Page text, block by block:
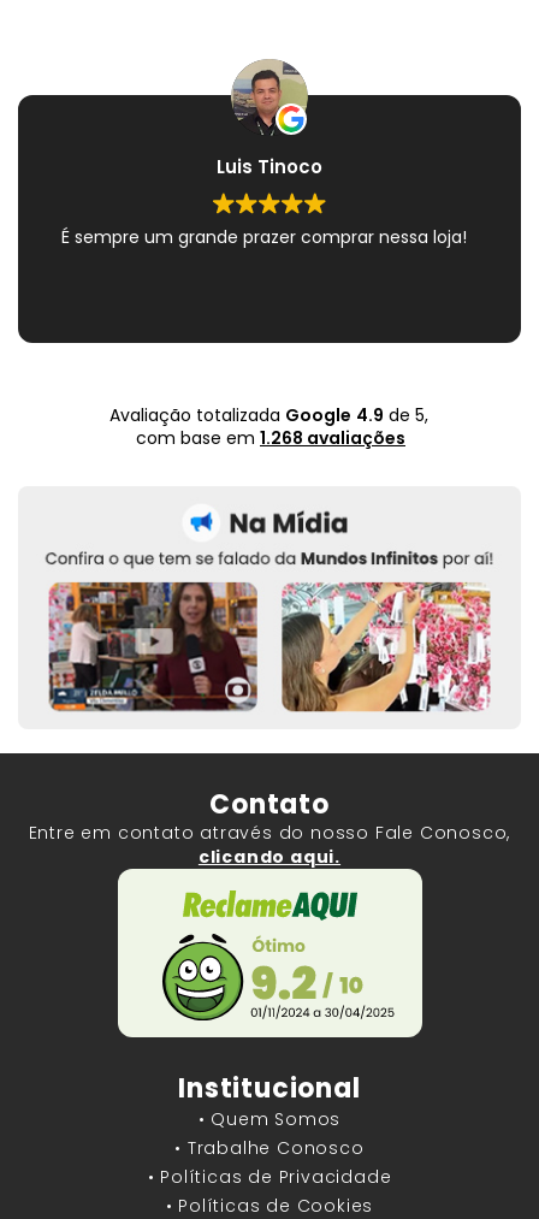
Luis Tinoco
É sempre um grande prazer comprar nessa loja!
Avaliação totalizada Google 4.9 de 5,
com base em 1.268 avaliações
Contato
Entre em contato através do nosso Fale Conosco,
clicando aqui.
Institucional
• Quem Somos
• Trabalhe Conosco
• Políticas de Privacidade
• Políticas de Cookies